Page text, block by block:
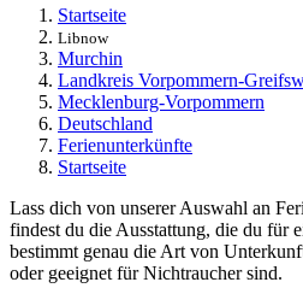
Startseite
Libnow
Murchin
Landkreis Vorpommern-
Mecklenburg-Vorpommern
Deutschland
Ferienunterkünfte
Startseite
Lass dich von unserer Auswahl an
findest du die Ausstattung, die du für
bestimmt genau die Art von
oder geeignet für Nichtraucher sind.